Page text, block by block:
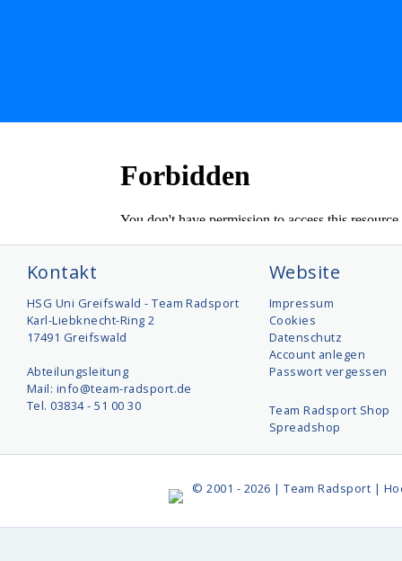
Kontakt
HSG Uni Greifswald - Team Radsport
Karl-Liebknecht-Ring 2
17491 Greifswald
Abteilungsleitung
Mail: info@team-radsport.de
Tel. 03834 - 51 00 30
Website
Impressum
Cookies
Datenschutz
Account anlegen
Passwort vergessen
Team Radsport Shop
Spreadshop
© 2001 - 2026 | Team Radsport |